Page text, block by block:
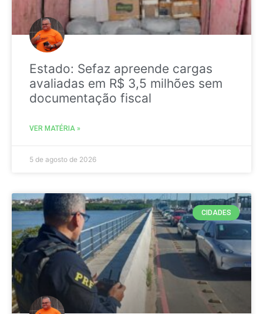
Estado: Sefaz apreende cargas
avaliadas em R$ 3,5 milhões sem
documentação fiscal
VER MATÉRIA »
5 de agosto de 2026
CIDADES